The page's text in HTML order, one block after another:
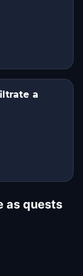
a
as quests